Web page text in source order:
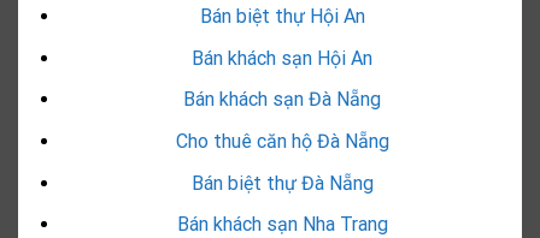
Bán biệt thự Hội An
Bán khách sạn Hội An
Bán khách sạn Đà Nẵng
Cho thuê căn hộ Đà Nẵng
Bán biệt thự Đà Nẵng
Bán khách sạn Nha Trang